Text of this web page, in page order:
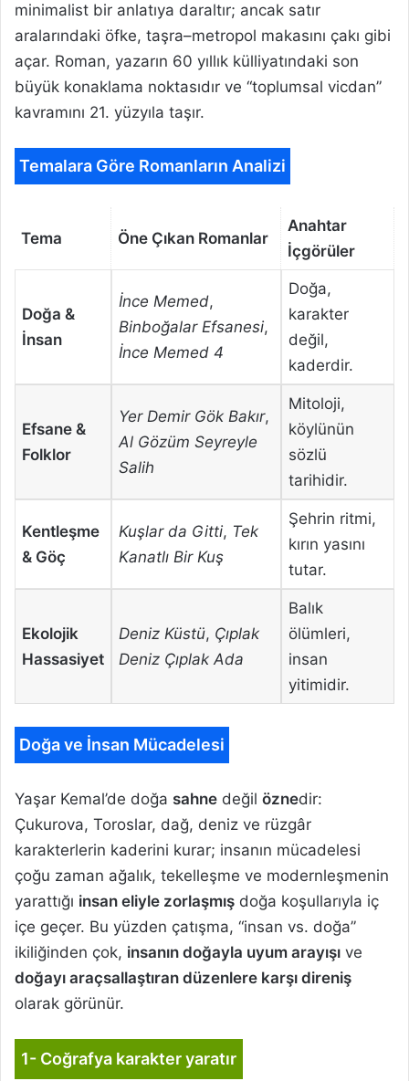
minimalist bir anlatıya daraltır; ancak satır
aralarındaki öfke, taşra–metropol makasını çakı gibi
açar. Roman, yazarın 60 yıllık külliyatındaki son
büyük konaklama noktasıdır ve “toplumsal vicdan”
kavramını 21. yüzyıla taşır.
Temalara Göre Romanların Analizi
Tema Öne Çıkan Romanlar
Anahtar
İçgörüler
Doğa &
İnsan
İnce Memed,
Binboğalar Efsanesi,
İnce Memed 4
Doğa,
karakter
değil,
kaderdir.
Efsane &
Folklor
Yer Demir Gök Bakır,
Al Gözüm Seyreyle
Salih
Mitoloji,
köylünün
sözlü
tarihidir.
Kentleşme
& Göç
Kuşlar da Gitti, Tek
Kanatlı Bir Kuş
Şehrin ritmi,
kırın yasını
tutar.
Ekolojik
Hassasiyet
Deniz Küstü, Çıplak
Deniz Çıplak Ada
Balık
ölümleri,
insan
yitimidir.
Doğa ve İnsan Mücadelesi
Yaşar Kemal’de doğa sahne değil öznedir:
Çukurova, Toroslar, dağ, deniz ve rüzgâr
karakterlerin kaderini kurar; insanın mücadelesi
çoğu zaman ağalık, tekelleşme ve modernleşmenin
yarattığı insan eliyle zorlaşmış doğa koşullarıyla iç
içe geçer. Bu yüzden çatışma, “insan vs. doğa”
ikiliğinden çok, insanın doğayla uyum arayışı ve
doğayı araçsallaştıran düzenlere karşı direniş
olarak görünür.
1- Coğrafya karakter yaratır